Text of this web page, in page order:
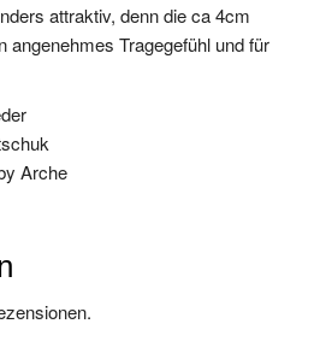
attraktiv, denn die ca 4cm
angenehmes Tragegefühl und für
Arche